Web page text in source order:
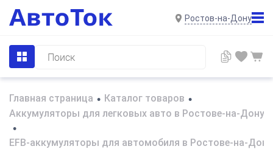
Ростов-на-Дону
Главная страница • Каталог товаров •
Аккумуляторы для легковых авто в Ростове-на-Дону
•
EFB-аккумуляторы для автомобиля в Ростове-на-Дону